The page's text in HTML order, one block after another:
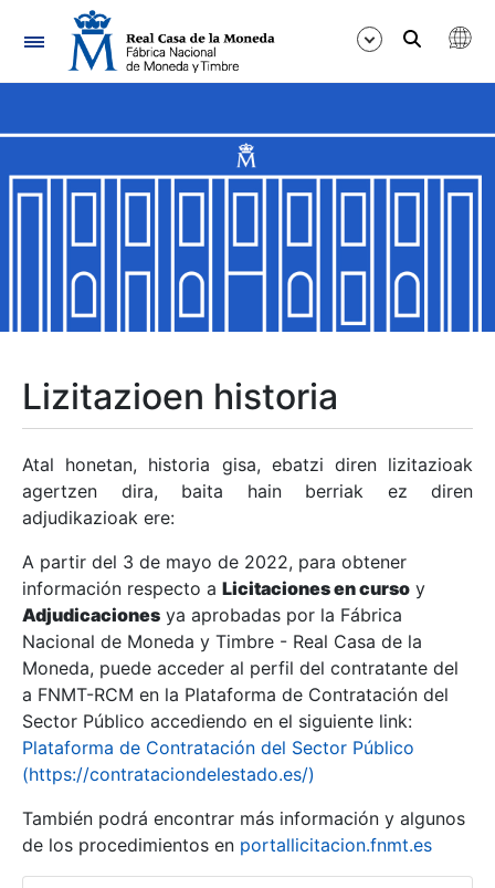
Nabigazioa
Erakutsi/Ezkutatu
Erakutsi/Ezkutatu
Erakutsi/Ezkutatu
Erakutsi/Ezkutatu
Erakutsi/Ezkutatu
Erakutsi/Ezkutatu
Erakutsi/Ezkutatu
Lizitazioen historia
Atal honetan, historia gisa, ebatzi diren lizitazioak
agertzen dira, baita hain berriak ez diren
adjudikazioak ere:
A partir del 3 de mayo de 2022, para obtener
información respecto a Licitaciones en curso y
Adjudicaciones ya aprobadas por la Fábrica
Nacional de Moneda y Timbre - Real Casa de la
Moneda, puede acceder al perfil del contratante del
a FNMT-RCM en la Plataforma de Contratación del
Sector Público accediendo en el siguiente link:
Plataforma de Contratación del Sector Público
(https://contrataciondelestado.es/)
También podrá encontrar más información y algunos
de los procedimientos en portallicitacion.fnmt.es